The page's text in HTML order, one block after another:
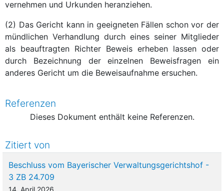
vernehmen und Urkunden heranziehen.
(2) Das Gericht kann in geeigneten Fällen schon vor der
mündlichen Verhandlung durch eines seiner Mitglieder
als beauftragten Richter Beweis erheben lassen oder
durch Bezeichnung der einzelnen Beweisfragen ein
anderes Gericht um die Beweisaufnahme ersuchen.
Referenzen
Dieses Dokument enthält keine Referenzen.
Zitiert von
Beschluss vom Bayerischer Verwaltungsgerichtshof -
3 ZB 24.709
14. April 2026